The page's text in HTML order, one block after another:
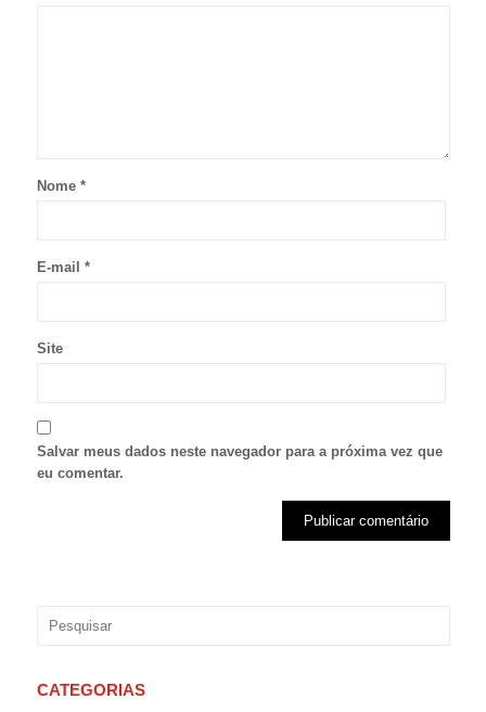
Nome *
E-mail *
Site
Salvar meus dados neste navegador para a próxima vez que
eu comentar.
CATEGORIAS